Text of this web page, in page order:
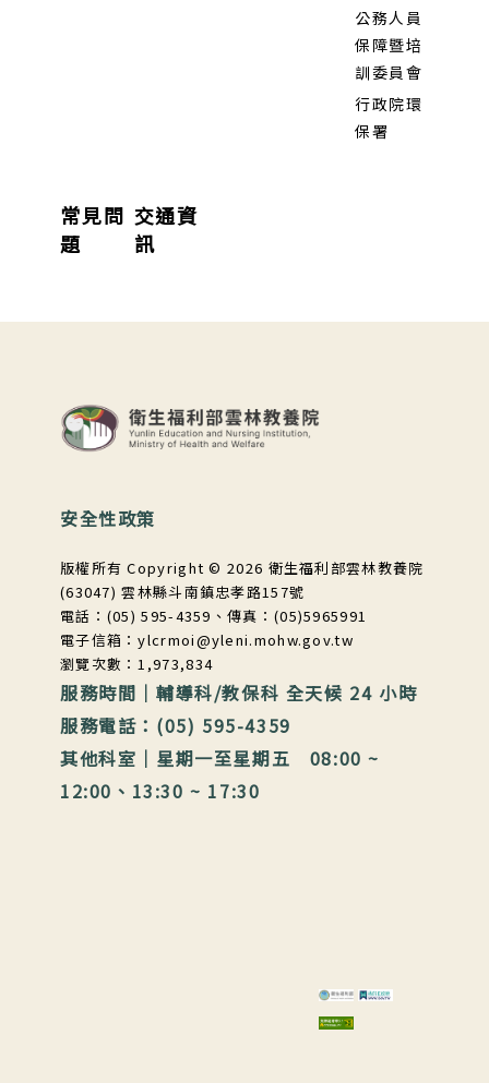
公務人員
保障暨培
訓委員會
行政院環
保署
常見問
題
交通資
訊
安全性政策
版權所有 Copyright © 2026 衛生福利部雲林教養院
(63047) 雲林縣斗南鎮忠孝路157號
電話：(05) 595-4359、傳真：(05)5965991
電子信箱：ylcrmoi@yleni.mohw.gov.tw
瀏覽次數：1,973,834
服務時間｜輔導科/教保科 全天候 24 小時
服務電話：(05) 595-4359
其他科室｜星期一至星期五 08:00 ~
12:00、13:30 ~ 17:30